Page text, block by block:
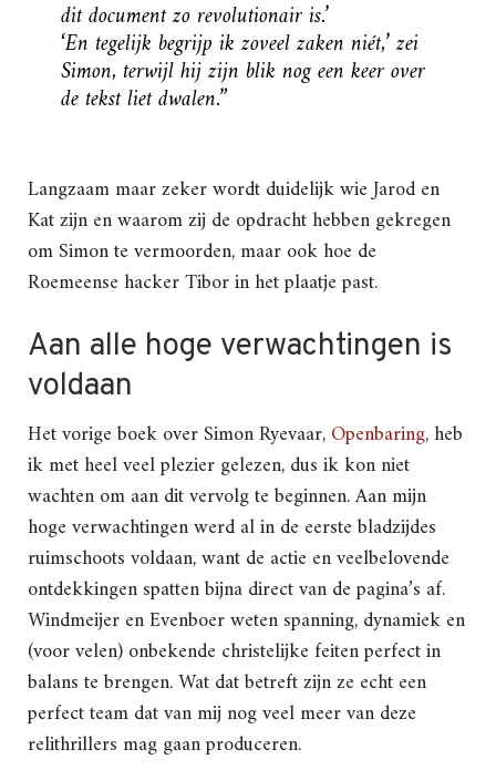
dit document zo revolutionair is.’
‘En tegelijk begrijp ik zoveel zaken niét,’ zei
Simon, terwijl hij zijn blik nog een keer over
de tekst liet dwalen.”
Langzaam maar zeker wordt duidelijk wie Jarod en
Kat zijn en waarom zij de opdracht hebben gekregen
om Simon te vermoorden, maar ook hoe de
Roemeense hacker Tibor in het plaatje past.
Aan alle hoge verwachtingen is
voldaan
Het vorige boek over Simon Ryevaar,Openbaring, heb
ik met heel veel plezier gelezen, dus ik kon niet
wachten om aan dit vervolg te beginnen. Aan mijn
hoge verwachtingen werd al in de eerste bladzijdes
ruimschoots voldaan, want de actie en veelbelovende
ontdekkingen spatten bijna direct van de pagina’s af.
Windmeijer en Evenboer weten spanning, dynamiek en
(voor velen) onbekende christelijke feiten perfect in
balans te brengen. Wat dat betreft zijn ze echt een
perfect team dat van mij nog veel meer van deze
relithrillers mag gaan produceren.